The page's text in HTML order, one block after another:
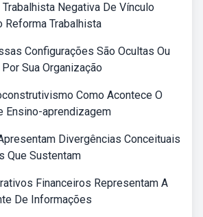
Negativa De Vínculo
Reforma Trabalhista
Configurações São Ocultas Ou
Sua Organização
Como Acontece O
Ensino-aprendizagem
Divergências Conceituais
Que Sustentam
Financeiros Representam A
De Informações